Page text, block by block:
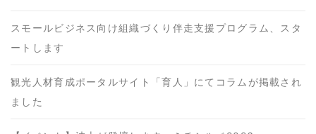
スモールビジネス向け組織づくり伴走支援プログラム、スタ
ートします
観光人材育成ポータルサイト「育人」にてコラムが掲載され
ました